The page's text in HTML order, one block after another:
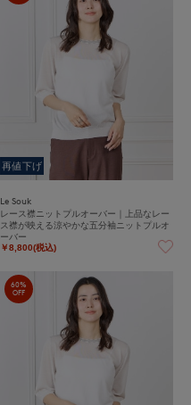
再値下げ
Le Souk
レース襟ニットプルオーバー｜上品なレー
ス襟が映える涼やかな五分袖ニットプルオ
ーバー
￥8,800(税込)
60%
OFF